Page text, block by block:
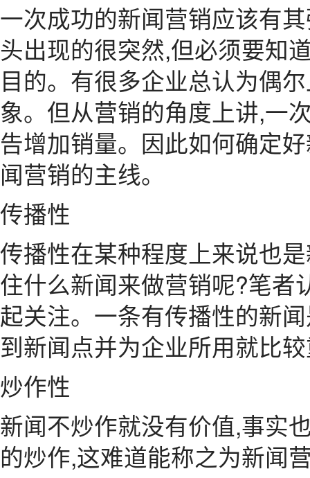
一次成功的新闻营销应该有
头出现的很突然,但必须要知
目的。有很多企业总认为偶
象。但从营销的角度上讲,一
告增加销量。因此如何确定
闻营销的主线。
传播性
传播性在某种程度上来说也
住什么新闻来做营销呢?笔者
起关注。一条有传播性的新
到新闻点并为企业所用就比
炒作性
新闻不炒作就没有价值,事实
的炒作,这难道能称之为新闻